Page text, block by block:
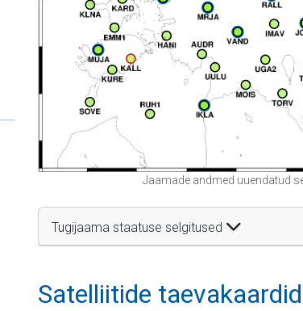
Jaamade andmed uuendatud
Tugijaama staatuse selgitused
Satelliitide taevakaardid